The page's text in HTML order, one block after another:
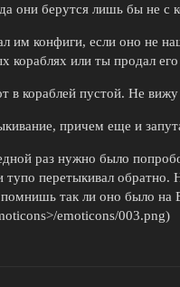
они берутся лишь бы не с
им конфиги, если оно не
кораблях или ты продал
в кораблей пустой. Не
причем еще и
раз нужно было
перетыкивал обратно.
так ли оно было на
emoticons/003.png)